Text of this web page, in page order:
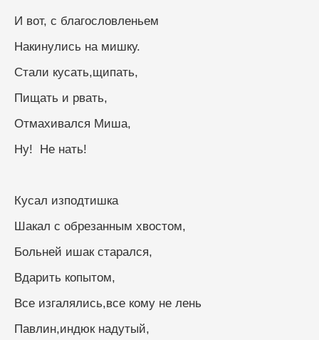
И вот, с благословленьем
Накинулись на мишку.
Стали кусать,щипать,
Пищать и рвать,
Отмахивался Миша,
Ну!  Не нать!
Кусал изподтишка
Шакал с обрезанным хвостом,
Больней ишак старался,
Вдарить копытом,
Все изгалялись,все кому не лень
Павлин,индюк надутый,